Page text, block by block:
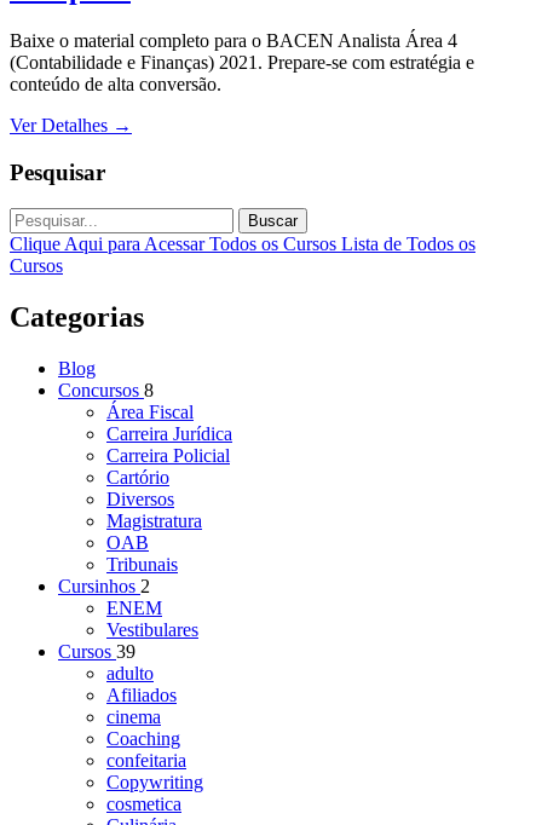
Baixe o material completo para o BACEN Analista Área 4
(Contabilidade e Finanças) 2021. Prepare-se com estratégia e
conteúdo de alta conversão.
Ver Detalhes →
Pesquisar
Buscar
Clique Aqui para Acessar Todos os Cursos Lista de Todos os
Cursos
Categorias
Blog
Concursos 8
Área Fiscal
Carreira Jurídica
Carreira Policial
Cartório
Diversos
Magistratura
OAB
Tribunais
Cursinhos 2
ENEM
Vestibulares
Cursos 39
adulto
Afiliados
cinema
Coaching
confeitaria
Copywriting
cosmetica